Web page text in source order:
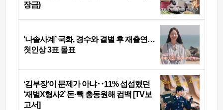
장금)
‘나솔사계’ 국화, 경수와 결별 후 재출연…
첫인상 3표 몰표
‘김부장’이 문제가 아냐‥11% 섭섭했던
‘재벌X형사2’ 돈·빽 총동원해 컴백 [TV보
고서]